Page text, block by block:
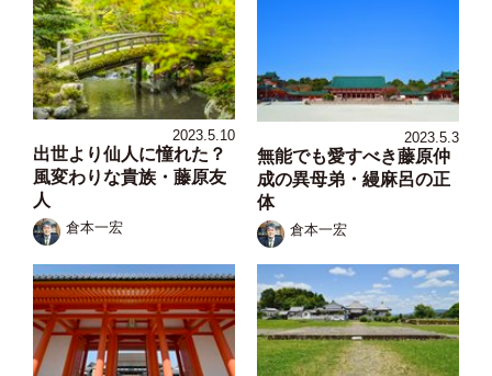
2023.5.10
出世より仙人に憧れた？
風変わりな貴族・藤原友
人
倉本一宏
2023.5.3
無能でも愛すべき藤原仲
成の異母弟・縵麻呂の正
体
倉本一宏